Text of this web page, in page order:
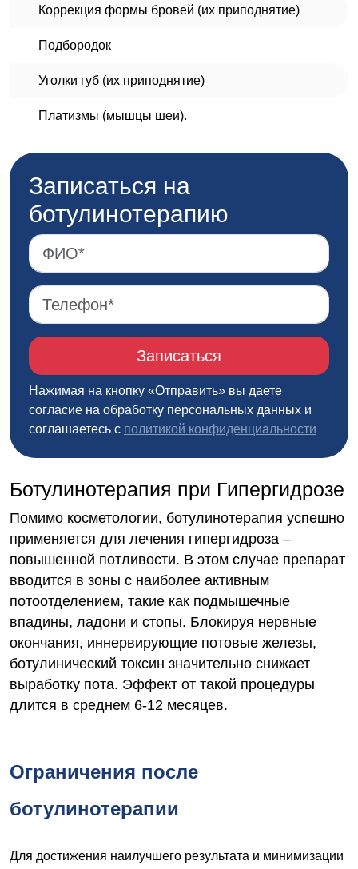
Коррекция формы бровей (их приподнятие)
Подбородок
Уголки губ (их приподнятие)
Платизмы (мышцы шеи).
Записаться на
ботулинотерапию
Записаться
Нажимая на кнопку «Отправить» вы даете
согласие на обработку персональных данных и
соглашаетесь c политикой конфиденциальности
Ботулинотерапия при Гипергидрозе
Помимо косметологии, ботулинотерапия успешно
применяется для лечения гипергидроза –
повышенной потливости. В этом случае препарат
вводится в зоны с наиболее активным
потоотделением, такие как подмышечные
впадины, ладони и стопы. Блокируя нервные
окончания, иннервирующие потовые железы,
ботулинический токсин значительно снижает
выработку пота. Эффект от такой процедуры
длится в среднем 6-12 месяцев.
Ограничения после
ботулинотерапии
Для достижения наилучшего результата и минимизации